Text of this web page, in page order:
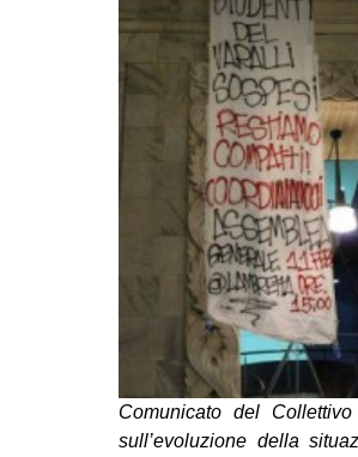
MILANO
MOBILITAZIONI
SPAZI
SPORT POPOLARE
MOVIMENTI
AMBIENTE
ANTIFASCISMO
DIRITTO ALL’ABITARE
GENERI
MIGRAZIONI
PRECARIATO
Comunicato del
sull’evoluzione della